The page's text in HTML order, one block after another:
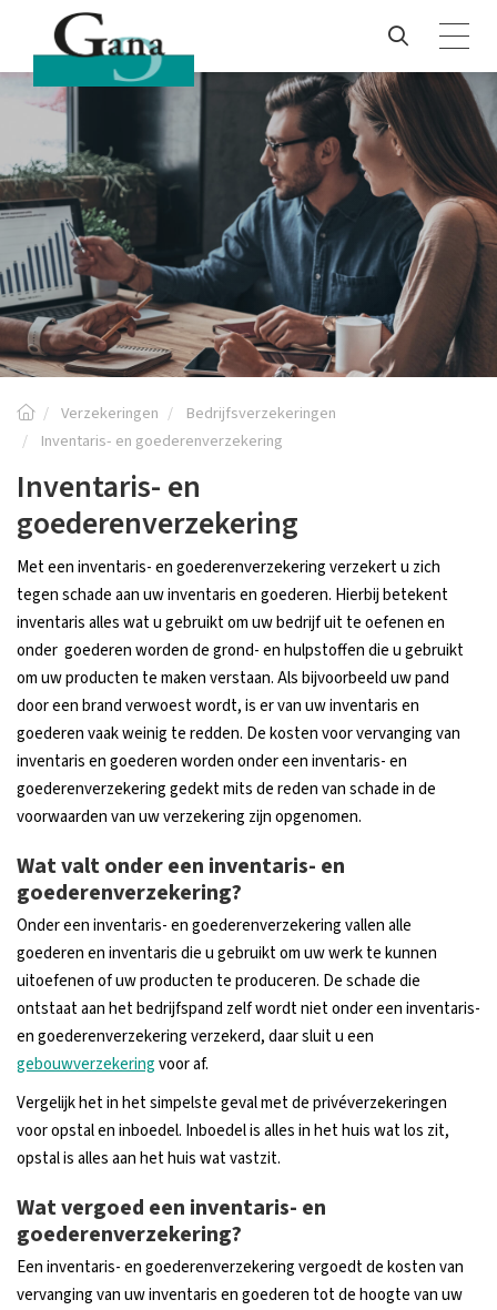
Verzekeringen
Bedrijfsverzekeringen
Inventaris- en goederenverzekering
Inventaris- en
goederenverzekering
Met een inventaris- en goederenverzekering verzekert u zich
tegen schade aan uw inventaris en goederen. Hierbij betekent
inventaris alles wat u gebruikt om uw bedrijf uit te oefenen en
onder goederen worden de grond- en hulpstoffen die u gebruikt
om uw producten te maken verstaan. Als bijvoorbeeld uw pand
door een brand verwoest wordt, is er van uw inventaris en
goederen vaak weinig te redden. De kosten voor vervanging van
inventaris en goederen worden onder een inventaris- en
goederenverzekering gedekt mits de reden van schade in de
voorwaarden van uw verzekering zijn opgenomen.
Wat valt onder een inventaris- en
goederenverzekering?
Onder een inventaris- en goederenverzekering vallen alle
goederen en inventaris die u gebruikt om uw werk te kunnen
uitoefenen of uw producten te produceren. De schade die
ontstaat aan het bedrijfspand zelf wordt niet onder een inventaris-
en goederenverzekering verzekerd, daar sluit u een
gebouwverzekeringvoor af.
Vergelijk het in het simpelste geval met de privéverzekeringen
voor opstal en inboedel. Inboedel is alles in het huis wat los zit,
opstal is alles aan het huis wat vastzit.
Wat vergoed een inventaris- en
goederenverzekering?
Een inventaris- en goederenverzekering vergoedt de kosten van
vervanging van uw inventaris en goederen tot de hoogte van uw